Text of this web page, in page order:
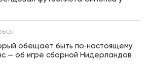
обещает быть по‑настоящему
— об игре сборной Нидерландов